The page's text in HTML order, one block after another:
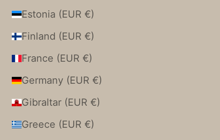
Estonia (EUR €)
Finland (EUR €)
France (EUR €)
Germany (EUR €)
Gibraltar (EUR €)
Greece (EUR €)